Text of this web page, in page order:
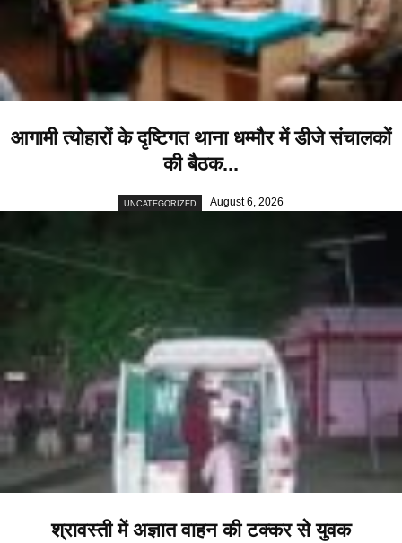
आगामी त्योहारों के दृष्टिगत थाना धम्मौर में डीजे संचालकों
की बैठक...
UNCATEGORIZED August 6, 2026
श्रावस्ती में अज्ञात वाहन की टक्कर से युवक